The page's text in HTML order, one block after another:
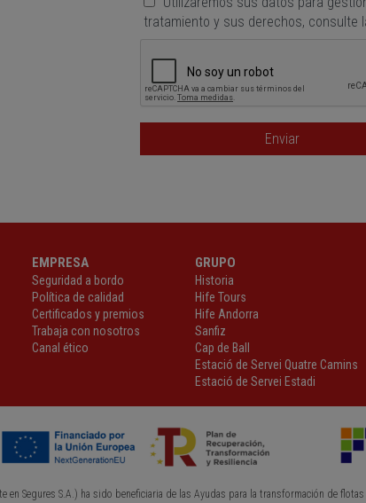
tratamiento y sus derechos, consulte
Enviar
EMPRESA
Seguridad a bordo
Política de calidad
Certificados y premios
Trabaja con nosotros
Canal ético
GRUPO
Historia
Hife Tours
Hife Andorra
Sanfiz
Cap de Ball
Estació de Servei Quatre Camins
Estació de Servei Estadi
en Segures S.A.) ha sido beneficiaria de las Ayudas para la transformación de